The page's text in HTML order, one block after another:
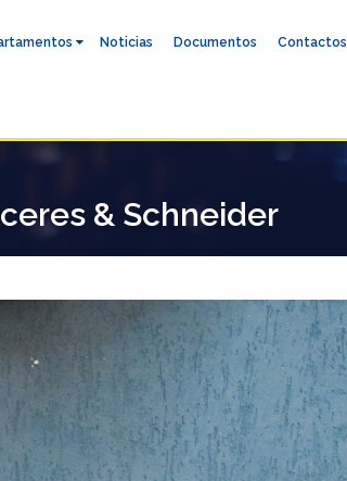
Noticias Documentos Contactos
& Schneider